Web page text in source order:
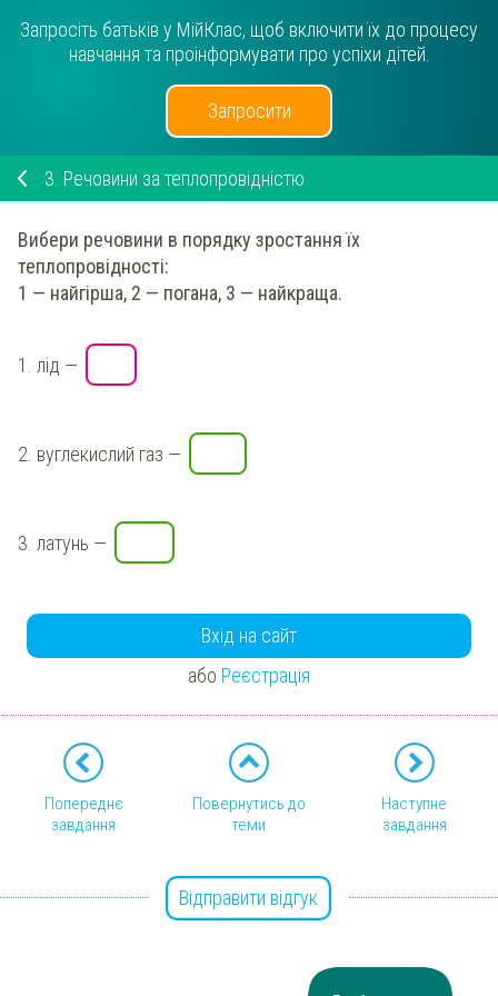
Запросіть батьків у МійКлас, щоб включити їх до процесу
навчання та проінформувати про успіхи дітей.
Запросити
3. Речовини за теплопровідністю
Вибери речовини в порядку зростання їх
теплопровідності:
1 — найгірша, 2 — погана, 3 — найкраща.
1. лід —
2. вуглекислий газ —
3. латунь —
Вхід на сайт
або Реєстрація
Попереднє
завдання
Повернутись до
теми
Наступне
завдання
Відправити відгук